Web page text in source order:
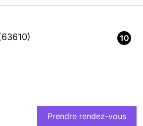
Prendre rendez-vous
10